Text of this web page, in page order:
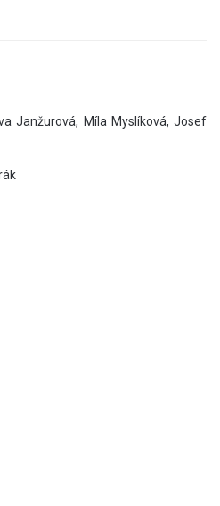
Janžurová, Míla Myslíková, Josef